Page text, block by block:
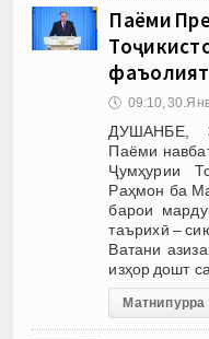
Паёми
🕔 09:10,
ДУШАНБЕ,
Паёми
Ҷумҳурии
Раҳмон ба
барои
таърихӣ –
Ватани
изҳор дошт
Матни пурра